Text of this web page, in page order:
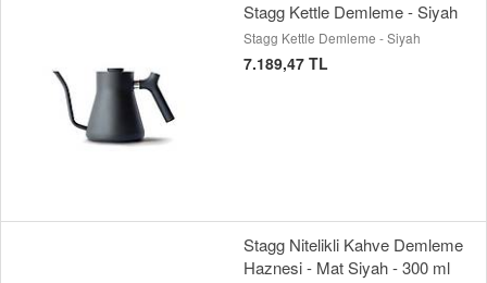
Stagg Kettle Demleme - Siyah
Stagg Kettle Demleme - Siyah
7.189,47 TL
Stagg Nitelikli Kahve Demleme
Haznesi - Mat Siyah - 300 ml